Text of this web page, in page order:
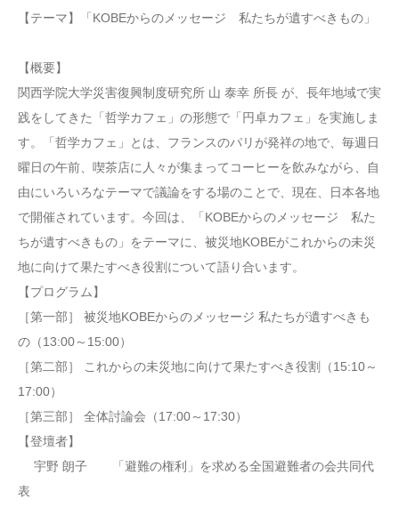
【テーマ】「KOBEからのメッセージ 私たちが遺すべきもの」
【概要】
関西学院大学災害復興制度研究所 山 泰幸 所長 が、長年地域で実
践をしてきた「哲学カフェ」の形態で「円卓カフェ」を実施しま
す。「哲学カフェ」とは、フランスのパリが発祥の地で、毎週日
曜日の午前、喫茶店に人々が集まってコーヒーを飲みながら、自
由にいろいろなテーマで議論をする場のことで、現在、日本各地
で開催されています。今回は、「KOBEからのメッセージ 私た
ちが遺すべきもの」をテーマに、被災地KOBEがこれからの未災
地に向けて果たすべき役割について語り合います。
【プログラム】
［第一部］ 被災地KOBEからのメッセージ 私たちが遺すべきも
の（13:00～15:00）
［第二部］ これからの未災地に向けて果たすべき役割（15:10～
17:00）
［第三部］ 全体討論会（17:00～17:30）
【登壇者】
宇野 朗子 「避難の権利」を求める全国避難者の会共同代
表